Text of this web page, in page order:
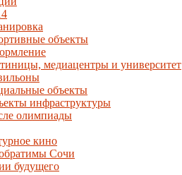
объекты
медиацентры и университет
объекты
инфраструктуры
олимпиады
кино
Сочи
будущего